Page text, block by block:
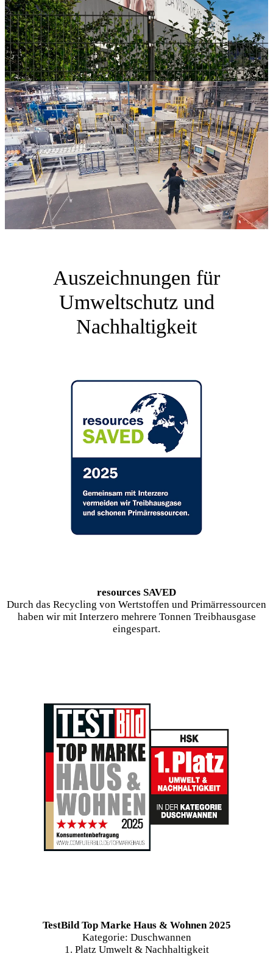
Auszeichnungen für
Umweltschutz und
Nachhaltigkeit
resources SAVED
Durch das Recycling von Wertstoffen und Primärressourcen
haben wir mit Interzero mehrere Tonnen Treibhausgase
eingespart.
TestBild Top Marke Haus & Wohnen 2025
Kategorie: Duschwannen
1. Platz Umwelt & Nachhaltigkeit